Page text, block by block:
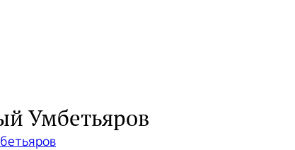
Умбетьяров